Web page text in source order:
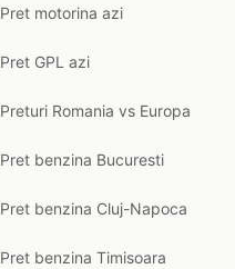
Pret motorina azi
Pret GPL azi
Preturi Romania vs Europa
Pret benzina Bucuresti
Pret benzina Cluj-Napoca
Pret benzina Timisoara